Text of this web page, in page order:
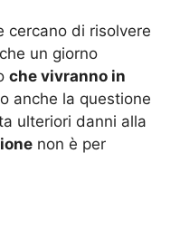
cercano di risolvere
un giorno
che vivranno in
anche la questione
ulteriori danni alla
non è per